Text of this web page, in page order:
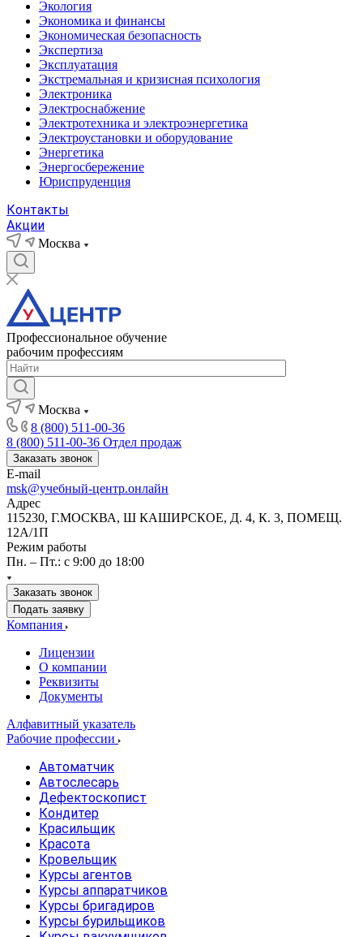
Экология
Экономика и финансы
Экономическая безопасность
Экспертиза
Эксплуатация
Экстремальная и кризисная психология
Электроника
Электроснабжение
Электротехника и электроэнергетика
Электроустановки и оборудование
Энергетика
Энергосбережение
Юриспруденция
Контакты
Акции
Москва
Профессиональное обучение
рабочим профессиям
Москва
8 (800) 511-00-36
8 (800) 511-00-36 Отдел продаж
Заказать звонок
E-mail
msk@учебный-центр.онлайн
Адрес
115230, Г.МОСКВА, Ш КАШИРСКОЕ, Д. 4, К. 3, ПОМЕЩ.
12А/1П
Режим работы
Пн. – Пт.: с 9:00 до 18:00
Заказать звонок
Подать заявку
Компания
Лицензии
О компании
Реквизиты
Документы
Алфавитный указатель
Рабочие профессии
Автоматчик
Автослесарь
Дефектоскопист
Кондитер
Красильщик
Красота
Кровельщик
Курсы агентов
Курсы аппаратчиков
Курсы бригадиров
Курсы бурильщиков